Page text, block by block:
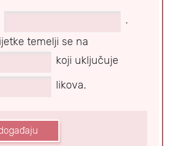
.
temelji se na
koji uključuje
likova.